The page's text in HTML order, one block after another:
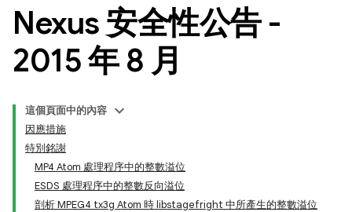
Nexus 安全性公告 -
2015 年 8 月
這個頁面中的內容
因應措施
特別銘謝
MP4 Atom 處理程序中的整數溢位
ESDS 處理程序中的整數反向溢位
剖析 MPEG4 tx3g Atom 時 libstagefright 中所產生的整數溢位